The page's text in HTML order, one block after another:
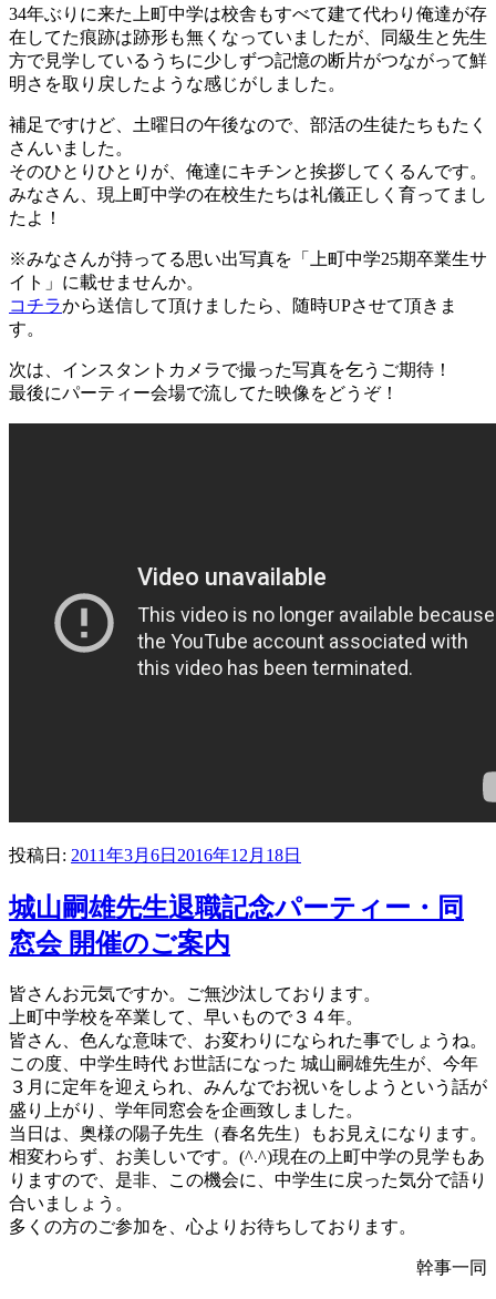
34年ぶりに来た上町中学は校舎もすべて建て代わり俺達が存
在してた痕跡は跡形も無くなっていましたが、同級生と先生
方で見学しているうちに少しずつ記憶の断片がつながって鮮
明さを取り戻したような感じがしました。
補足ですけど、土曜日の午後なので、部活の生徒たちもたく
さんいました。
そのひとりひとりが、俺達にキチンと挨拶してくるんです。
みなさん、現上町中学の在校生たちは礼儀正しく育ってまし
たよ！
※みなさんが持ってる思い出写真を「上町中学25期卒業生サ
イト」に載せませんか。
コチラから送信して頂けましたら、随時UPさせて頂きま
す。
次は、インスタントカメラで撮った写真を乞うご期待！
最後にパーティー会場で流してた映像をどうぞ！
投稿日: 2011年3月6日 2016年12月18日
城山嗣雄先生退職記念パーティー・同
窓会 開催のご案内
皆さんお元気ですか。ご無沙汰しております。
上町中学校を卒業して、早いもので３４年。
皆さん、色んな意味で、お変わりになられた事でしょうね。
この度、中学生時代 お世話になった 城山嗣雄先生が、今年
３月に定年を迎えられ、みんなでお祝いをしようという話が
盛り上がり、学年同窓会を企画致しました。
当日は、奥様の陽子先生（春名先生）もお見えになります。
相変わらず、お美しいです。(^.^)現在の上町中学の見学もあ
りますので、是非、この機会に、中学生に戻った気分で語り
合いましょう。
多くの方のご参加を、心よりお待ちしております。
幹事一同